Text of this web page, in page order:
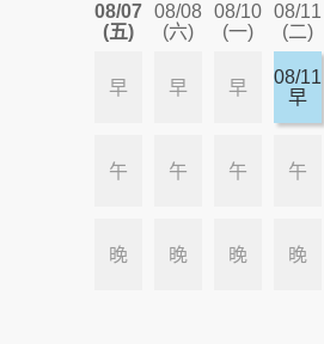
08/07
(五)
08/08
(六)
08/10
(一)
08/11
(二)
早 早 早
08/11
早
午 午 午 午
晚 晚 晚 晚